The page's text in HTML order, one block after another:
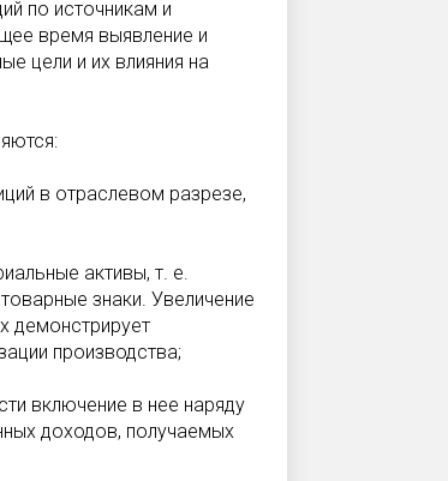
по источникам и
время выявление и
цели и их влияния на
в отраслевом разрезе,
активы, т. е.
знаки. Увеличение
демонстрирует
производства;
включение в нее наряду
доходов, получаемых